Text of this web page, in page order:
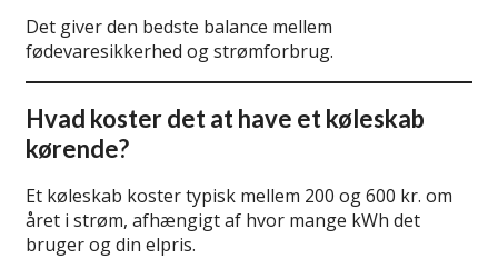
Det giver den bedste balance mellem
fødevaresikkerhed og strømforbrug.
Hvad koster det at have et køleskab
kørende?
Et køleskab koster typisk mellem 200 og 600 kr. om
året i strøm, afhængigt af hvor mange kWh det
bruger og din elpris.